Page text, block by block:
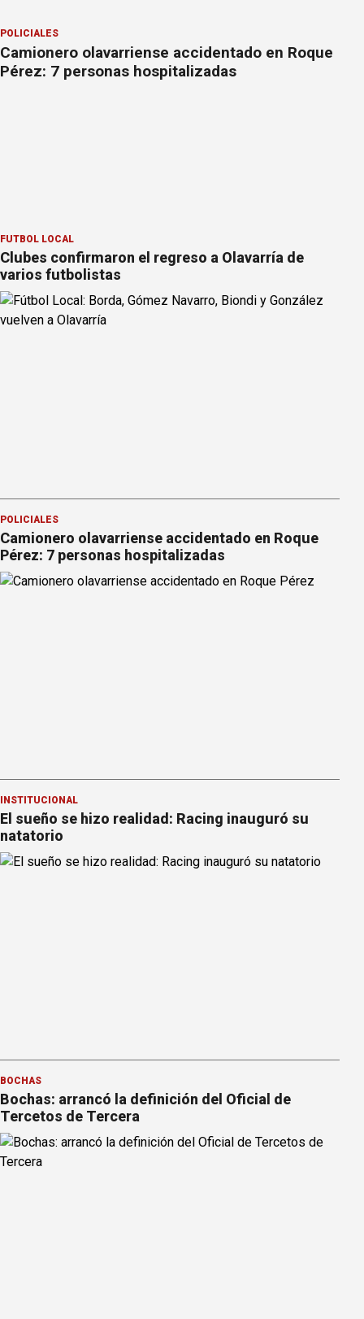
POLICIALES
Camionero olavarriense accidentado en Roque
Pérez: 7 personas hospitalizadas
FÚTBOL LOCAL
Clubes confirmaron el regreso a Olavarría de
varios futbolistas
POLICIALES
Camionero olavarriense accidentado en Roque
Pérez: 7 personas hospitalizadas
INSTITUCIONAL
El sueño se hizo realidad: Racing inauguró su
natatorio
BOCHAS
Bochas: arrancó la definición del Oficial de
Tercetos de Tercera